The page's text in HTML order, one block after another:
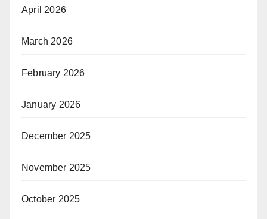
April 2026
March 2026
February 2026
January 2026
December 2025
November 2025
October 2025